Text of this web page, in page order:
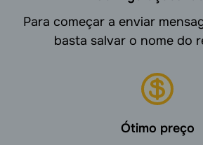
Para começar a enviar mensagens pelo Viber,
basta salvar o nome do
Ótimo preço